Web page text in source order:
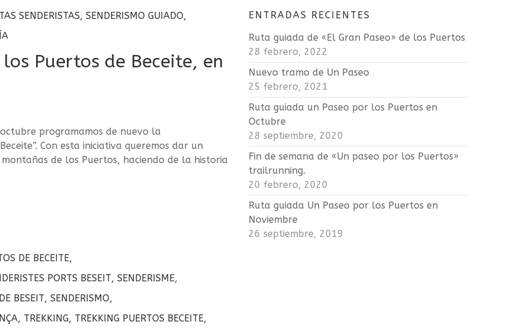
SENDERISTAS, SENDERISMO GUIADO,
Puertos de Beceite, en
programamos de nuevo la
Con esta iniciativa queremos dar un
de los Puertos, haciendo de la historia
DE BECEITE,
PORTS BESEIT, SENDERISME,
BESEIT, SENDERISMO,
, TREKKING, TREKKING PUERTOS BECEITE,
ENTRADAS RECIENTES
Ruta guiada de «El Gran Paseo» de los Puertos
28 febrero, 2022
Nuevo tramo de Un Paseo
25 febrero, 2021
Ruta guiada un Paseo por los Puertos en
Octubre
28 septiembre, 2020
Fin de semana de «Un paseo por los Puertos»
trailrunning.
20 febrero, 2020
Ruta guiada Un Paseo por los Puertos en
Noviembre
26 septiembre, 2019